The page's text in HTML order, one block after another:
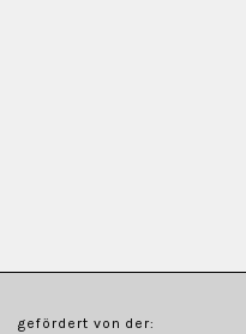
gefördert von der: